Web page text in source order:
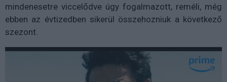
mindenesetre viccelődve úgy fogalmazott, reméli, még
ebben az évtizedben sikerül összehozniuk a következő
szezont.